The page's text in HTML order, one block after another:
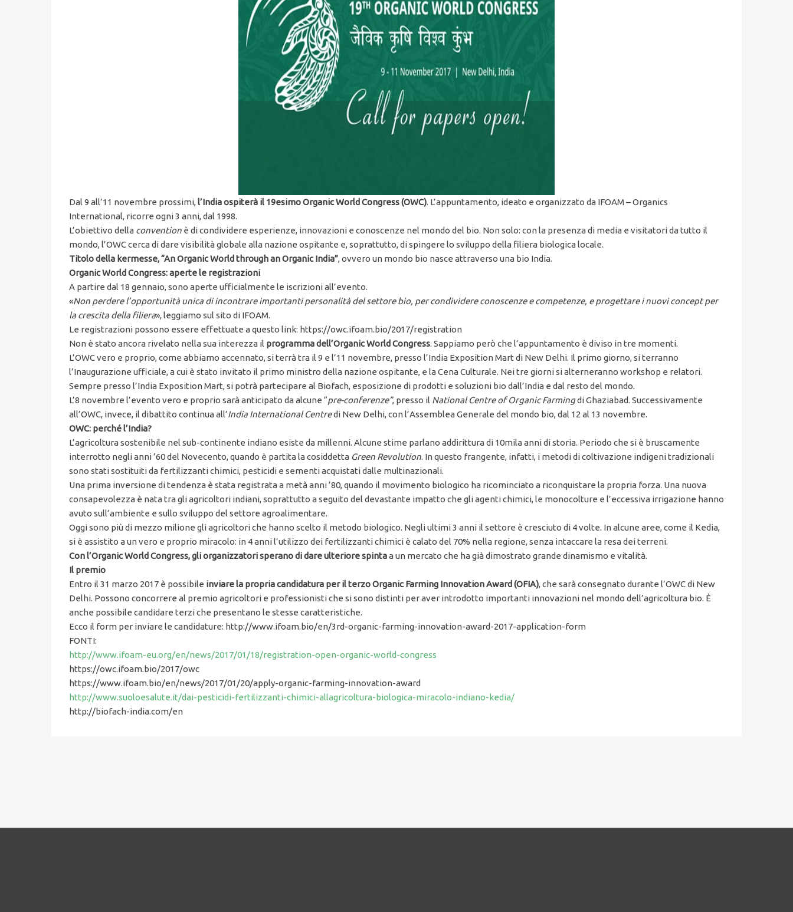
Dal 9 all’11 novembre prossimi,l’India ospiterà il 19esimo Organic World Congress (OWC). L’appuntamento, ideato e organizzato da IFOAM – Organics
International, ricorre ogni 3 anni, dal 1998.
L’obiettivo della convention è di condividere esperienze, innovazioni e conoscenze nel mondo del bio. Non solo: con la presenza di media e visitatori da tutto il
mondo, l’OWC cerca di dare visibilità globale alla nazione ospitante e, soprattutto, di spingere lo sviluppo della filiera biologica locale.
Titolo della kermesse, “An Organic World through an Organic India”, ovvero un mondo bio nasce attraverso una bio India.
Organic World Congress: aperte le registrazioni
A partire dal 18 gennaio, sono aperte ufficialmente le iscrizioni all’evento.
«Non perdere l’opportunità unica di incontrare importanti personalità del settore bio, per condividere conoscenze e competenze, e progettare i nuovi concept per
la crescita della filiera», leggiamo sul sito di IFOAM.
Le registrazioni possono essere effettuate a questo link: https://owc.ifoam.bio/2017/registration
Non è stato ancora rivelato nella sua interezza il programma dell’Organic World Congress. Sappiamo però che l’appuntamento è diviso in tre momenti.
L’OWC vero e proprio, come abbiamo accennato, si terrà tra il 9 e l’11 novembre, presso l’India Exposition Mart di New Delhi. Il primo giorno, si terranno
l’Inaugurazione ufficiale, a cui è stato invitato il primo ministro della nazione ospitante, e la Cena Culturale. Nei tre giorni si alterneranno workshop e relatori.
Sempre presso l’India Exposition Mart, si potrà partecipare al Biofach, esposizione di prodotti e soluzioni bio dall’India e dal resto del mondo.
L’8 novembre l’evento vero e proprio sarà anticipato da alcune “pre-conferenze”, presso il National Centre of Organic Farmingdi Ghaziabad. Successivamente
all’OWC, invece, il dibattito continua all’India International Centredi New Delhi, con l’Assemblea Generale del mondo bio, dal 12 al 13 novembre.
OWC: perché l’India?
L’agricoltura sostenibile nel sub-continente indiano esiste da millenni. Alcune stime parlano addirittura di 10mila anni di storia. Periodo che si è bruscamente
interrotto negli anni ’60 del Novecento, quando è partita la cosiddetta Green Revolution. In questo frangente, infatti, i metodi di coltivazione indigeni tradizionali
sono stati sostituiti da fertilizzanti chimici, pesticidi e sementi acquistati dalle multinazionali.
Una prima inversione di tendenza è stata registrata a metà anni ’80, quando il movimento biologico ha ricominciato a riconquistare la propria forza. Una nuova
consapevolezza è nata tra gli agricoltori indiani, soprattutto a seguito del devastante impatto che gli agenti chimici, le monocolture e l’eccessiva irrigazione hanno
avuto sull’ambiente e sullo sviluppo del settore agroalimentare.
Oggi sono più di mezzo milione gli agricoltori che hanno scelto il metodo biologico. Negli ultimi 3 anni il settore è cresciuto di 4 volte. In alcune aree, come il Kedia,
si è assistito a un vero e proprio miracolo: in 4 anni l’utilizzo dei fertilizzanti chimici è calato del 70% nella regione, senza intaccare la resa dei terreni.
Con l’Organic World Congress, gli organizzatori sperano di dare ulteriore spintaa un mercato che ha già dimostrato grande dinamismo e vitalità.
Il premio
Entro il 31 marzo 2017 è possibile inviarela propria candidatura per il terzo Organic Farming Innovation Award (OFIA), che sarà consegnato durante l’OWC di New
Delhi. Possono concorrere al premio agricoltori e professionisti che si sono distinti per aver introdotto importanti innovazioni nel mondo dell’agricoltura bio. È
anche possibile candidare terzi che presentano le stesse caratteristiche.
Ecco il form per inviare le candidature: http://www.ifoam.bio/en/3rd-organic-farming-innovation-award-2017-application-form
FONTI:
http://www.ifoam-eu.org/en/news/2017/01/18/registration-open-organic-world-congress
https://owc.ifoam.bio/2017/owc
https://www.ifoam.bio/en/news/2017/01/20/apply-organic-farming-innovation-award
http://www.suoloesalute.it/dai-pesticidi-fertilizzanti-chimici-allagricoltura-biologica-miracolo-indiano-kedia/
http://biofach-india.com/en